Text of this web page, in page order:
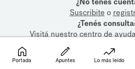
Suscribite o
¿Tenés
Visitá nuestrocentro de
Portada Apuntes Lo más leído